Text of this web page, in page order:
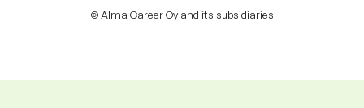
© Alma Career Oy and its subsidiaries